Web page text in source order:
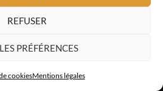
REFUSER
PRÉFÉRENCES
cookiesMentions légales